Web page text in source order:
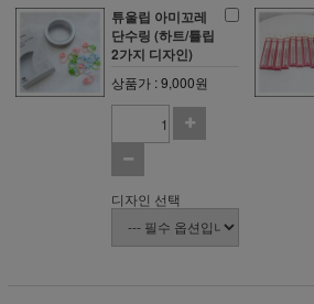
튜울립 아미꼬레
단수링 (하트/튤립
2가지 디자인)
상품가 : 9,000원
디자인 선택